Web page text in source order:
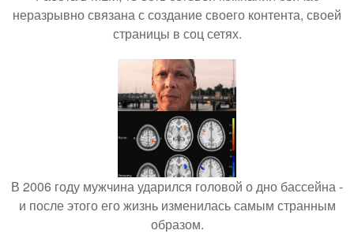
неразрывно связана с создание своего контента, своей
страницы в соц сетях.
В 2006 году мужчина ударился головой о дно бассейна -
и после этого его жизнь изменилась самым странным
образом.